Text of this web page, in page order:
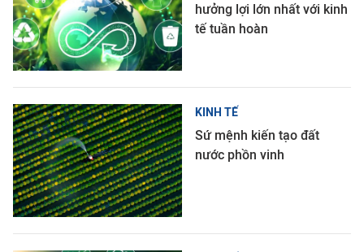
hưởng lợi lớn nhất với kinh
tế tuần hoàn
KINH TẾ
Sứ mệnh kiến tạo đất
nước phồn vinh